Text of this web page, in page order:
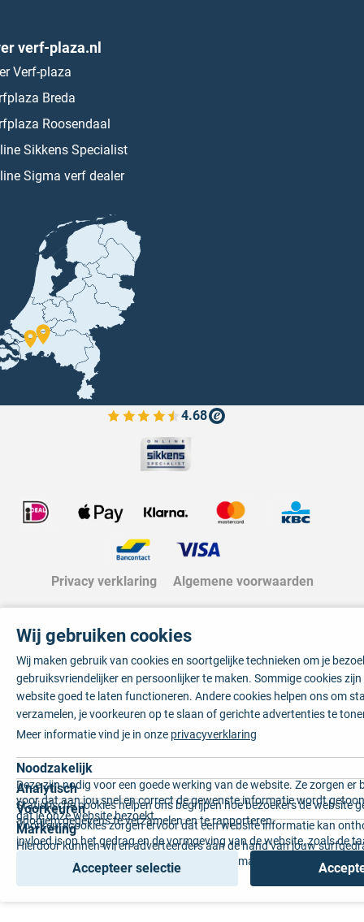
verf-plaza.nl
Verf-plaza
Breda
Roosendaal
Sikkens Specialist
Sigma verf dealer
4.68
Bekijk de verfplaza beoordelingen
Privacy verklaring Algemene voorwaarden
Wij gebruiken cookies
Wij maken gebruik van cookies en soortgelijke technieken om je
gebruiksvriendelijker en persoonlijker te maken. Sommige cookies
website goed te laten functioneren. Andere cookies helpen ons om
verzamelen, je voorkeuren op te slaan of gerichte advertenties te
Meer informatie vind je in onze privacyverklaring
Noodzakelijk
Deze zijn nodig voor een goede werking van de website. Ze zorgen er
voor dat aan jou snel en correct de gewenste informatie wordt
dat je onze website bezoekt.
Analytisch
Statistische cookies helpen ons begrijpen hoe bezoekers de website
anoniem gegevens te verzamelen en te rapporteren.
Voorkeuren
Voorkeurscookies zorgen ervoor dat een website informatie kan
invloed is op het gedrag en de vormgeving van de website, zoals de
voorkeur of de regio waar u woont.
Marketing
Hierdoor kunnen wij en adverteerders aan de hand van jouw
gepersonaliseerde online advertenties en op maat gemaakte content
Accepteer selectie